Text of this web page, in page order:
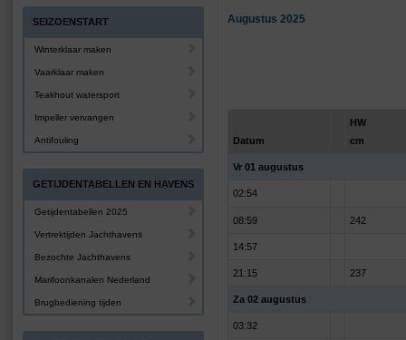
Augustus 2025
Datum
HW
cm
Vr 01 augustus
02:54
08:59 242
14:57
21:15 237
Za 02 augustus
03:32
SEIZOENSTART
Winterklaar maken
Vaarklaar maken
Teakhout watersport
Impeller vervangen
Antifouling
GETIJDENTABELLEN EN HAVENS
Getijdentabellen 2025
Vertrektijden Jachthavens
Bezochte Jachthavens
Marifoonkanalen Nederland
Brugbediening tijden